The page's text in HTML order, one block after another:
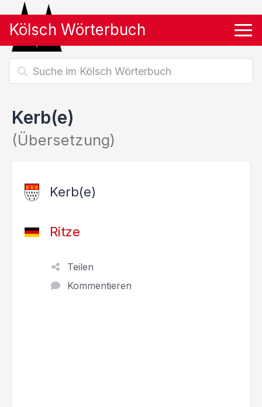
Kölsch Wörterbuch
Kerb(e)
(Übersetzung)
Kerb(e)
Ritze
Teilen
Kommentieren